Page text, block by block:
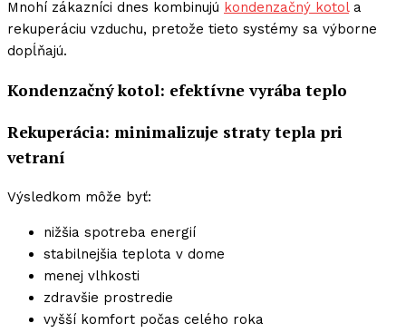
Mnohí zákazníci dnes kombinujú kondenzačný kotola
rekuperáciu vzduchu, pretože tieto systémy sa výborne
dopĺňajú.
Kondenzačný kotol: efektívne vyrába teplo
Rekuperácia: minimalizuje straty tepla pri
vetraní
Výsledkom môže byť:
nižšia spotreba energií
stabilnejšia teplota v dome
menej vlhkosti
zdravšie prostredie
vyšší komfort počas celého roka